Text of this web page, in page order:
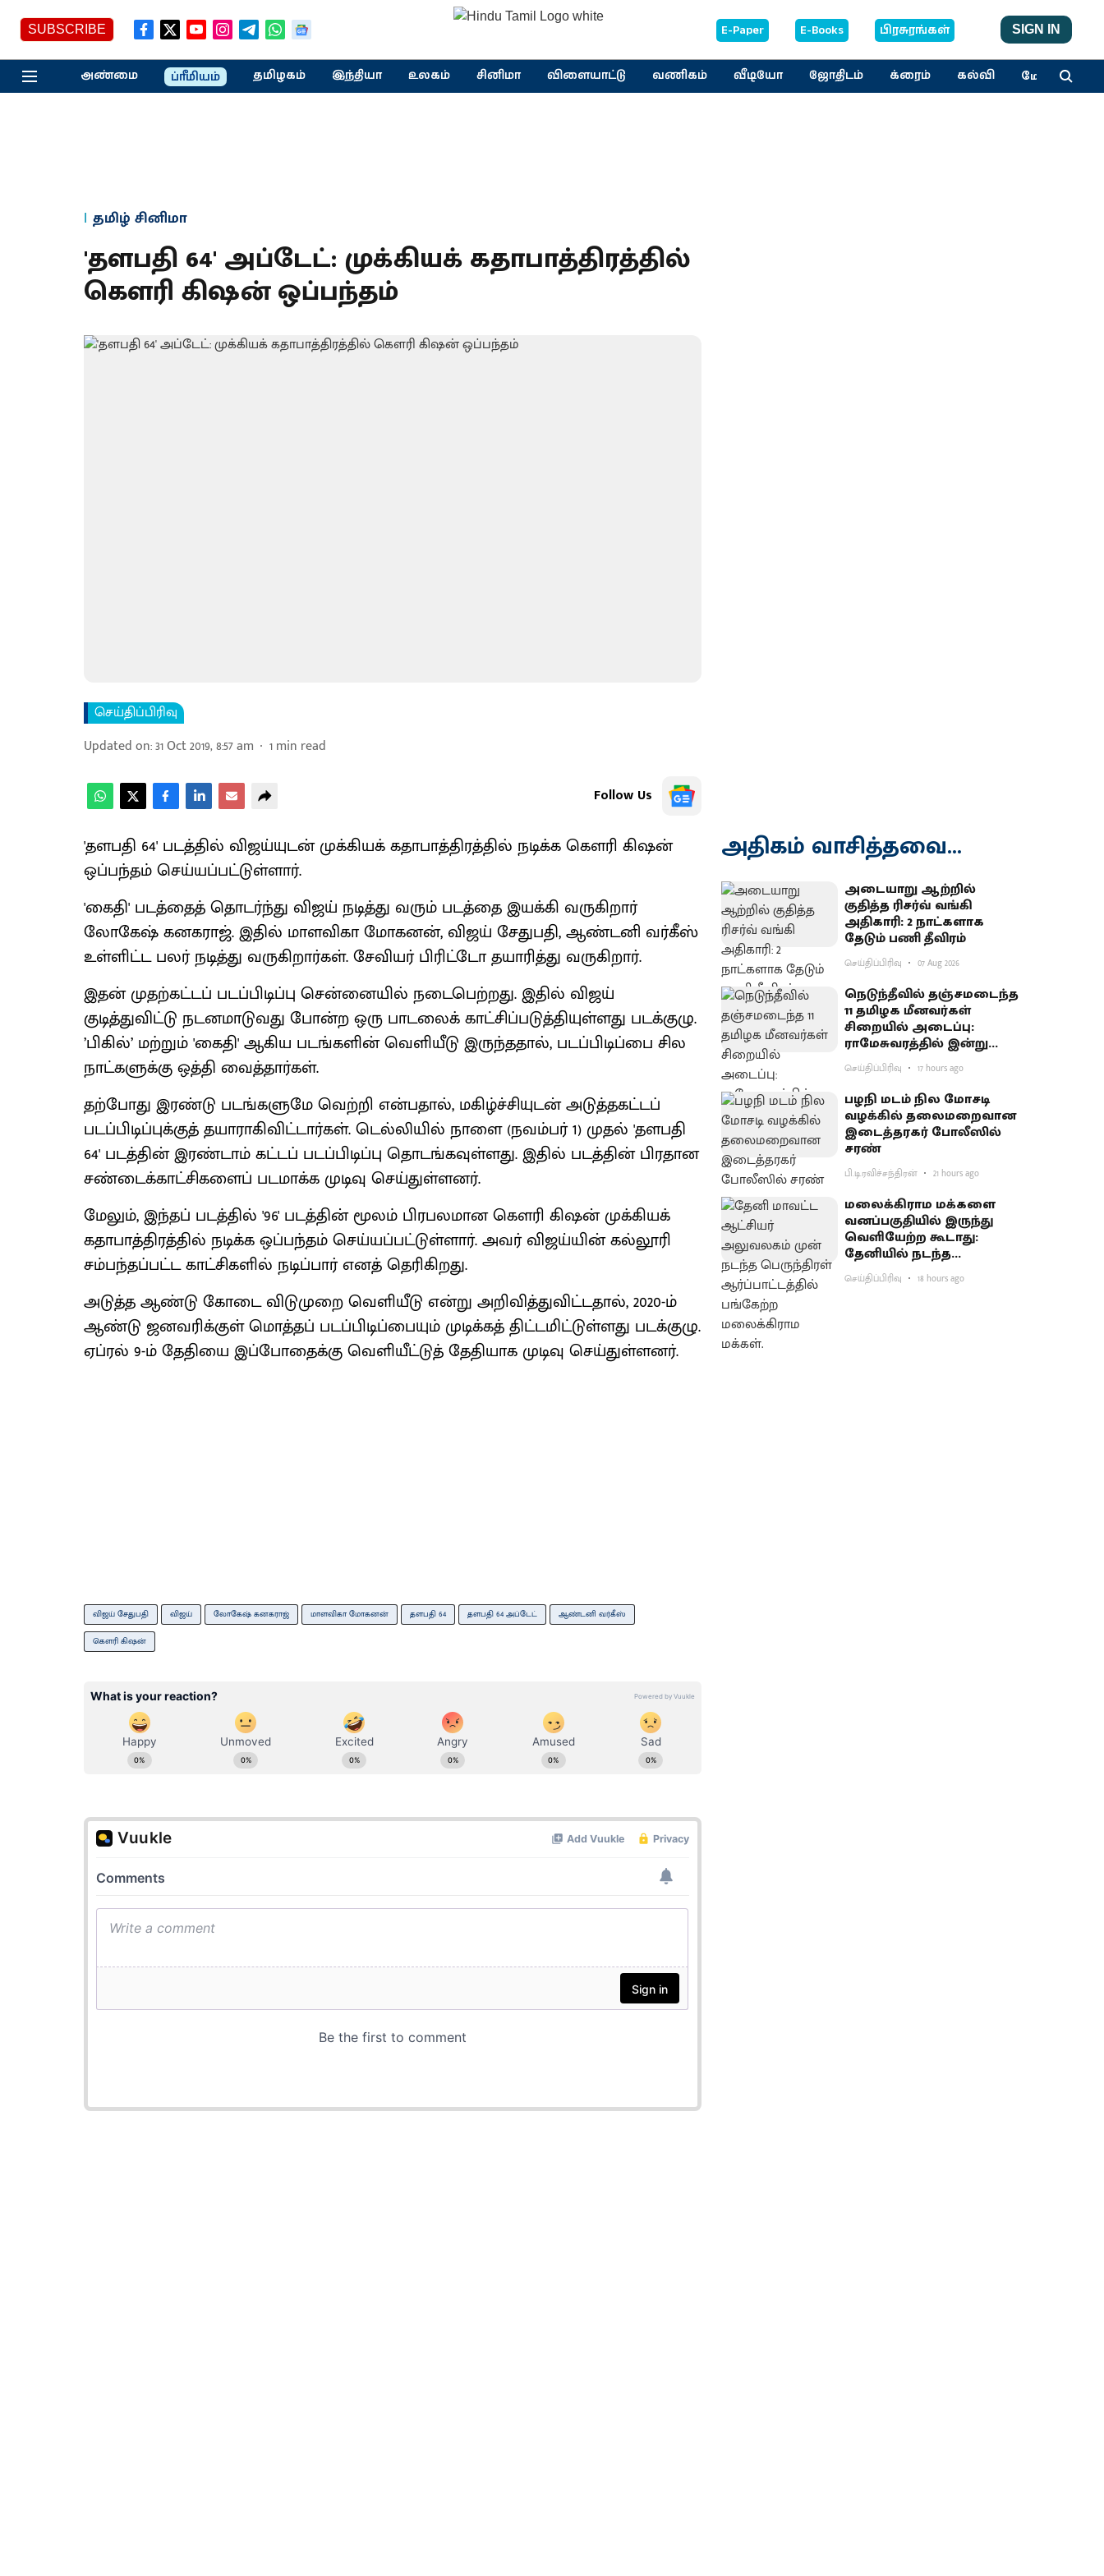
SUBSCRIBE E-Paper E-Books பிரசுரங்கள் SIGN IN
அண்மை ப்ரீமியம் தமிழகம் இந்தியா உலகம் சினிமா விளையாட்டு வணிகம் வீடியோ ஜோதிடம் க்ரைம் கல்வி மேலும்
தமிழ் சினிமா
'தளபதி 64' அப்டேட்: முக்கியக் கதாபாத்திரத்தில்
கெளரி கிஷன் ஒப்பந்தம்
செய்திப்பிரிவு
Updated on:31 Oct 2019, 8:57 am 1min read
Follow Us
'தளபதி 64' படத்தில் விஜய்யுடன் முக்கியக் கதாபாத்திரத்தில் நடிக்க கெளரி கிஷன்
ஒப்பந்தம் செய்யப்பட்டுள்ளார்.
'கைதி' படத்தைத் தொடர்ந்து விஜய் நடித்து வரும் படத்தை இயக்கி வருகிறார்
லோகேஷ் கனகராஜ். இதில் மாளவிகா மோகனன், விஜய் சேதுபதி, ஆண்டனி வர்கீஸ்
உள்ளிட்ட பலர் நடித்து வருகிறார்கள். சேவியர் பிரிட்டோ தயாரித்து வருகிறார்.
இதன் முதற்கட்டப் படப்பிடிப்பு சென்னையில் நடைபெற்றது. இதில் விஜய்
குடித்துவிட்டு நடனமாடுவது போன்ற ஒரு பாடலைக் காட்சிப்படுத்தியுள்ளது படக்குழு.
’பிகில்’ மற்றும் 'கைதி' ஆகிய படங்களின் வெளியீடு இருந்ததால், படப்பிடிப்பை சில
நாட்களுக்கு ஒத்தி வைத்தார்கள்.
தற்போது இரண்டு படங்களுமே வெற்றி என்பதால், மகிழ்ச்சியுடன் அடுத்தகட்டப்
படப்பிடிப்புக்குத் தயாராகிவிட்டார்கள். டெல்லியில் நாளை (நவம்பர் 1) முதல் 'தளபதி
64' படத்தின் இரண்டாம் கட்டப் படப்பிடிப்பு தொடங்கவுள்ளது. இதில் படத்தின் பிரதான
சண்டைக்காட்சிகளைப் படமாக்க முடிவு செய்துள்ளனர்.
மேலும், இந்தப் படத்தில் '96' படத்தின் மூலம் பிரபலமான கெளரி கிஷன் முக்கியக்
கதாபாத்திரத்தில் நடிக்க ஒப்பந்தம் செய்யப்பட்டுள்ளார். அவர் விஜய்யின் கல்லூரி
சம்பந்தப்பட்ட காட்சிகளில் நடிப்பார் எனத் தெரிகிறது.
அடுத்த ஆண்டு கோடை விடுமுறை வெளியீடு என்று அறிவித்துவிட்டதால், 2020-ம்
ஆண்டு ஜனவரிக்குள் மொத்தப் படப்பிடிப்பையும் முடிக்கத் திட்டமிட்டுள்ளது படக்குழு.
ஏப்ரல் 9-ம் தேதியை இப்போதைக்கு வெளியீட்டுத் தேதியாக முடிவு செய்துள்ளனர்.
விஜய் சேதுபதி விஜய் லோகேஷ் கனகராஜ் மாளவிகா மோகனன் தளபதி 64 தளபதி 64 அப்டேட் ஆண்டனி வர்கீஸ்
கெளரி கிஷன்
அதிகம் வாசித்தவை...
அடையாறு ஆற்றில்
குதித்த ரிசர்வ் வங்கி
அதிகாரி: 2 நாட்களாக
தேடும் பணி தீவிரம்
செய்திப்பிரிவு 07 Aug 2026
நெடுந்தீவில் தஞ்சமடைந்த
11 தமிழக மீனவர்கள்
சிறையில் அடைப்பு:
ராமேசுவரத்தில் இன்று
வேலைநிறுத்தம்
செய்திப்பிரிவு 17 hours ago
பழநி மடம் நில மோசடி
வழக்கில் தலைமறைவான
இடைத்தரகர் போலீஸில்
சரண்
பி.டி.ரவிச்சந்திரன் 21 hours ago
மலைக்கிராம மக்களை
வனப்பகுதியில் இருந்து
வெளியேற்ற கூடாது:
தேனியில் நடந்த
பெருந்திரள்
ஆர்ப்பாட்டத்தில்
செய்திப்பிரிவு 18 hours ago